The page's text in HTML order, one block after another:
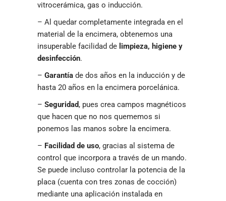
vitrocerámica, gas o inducción.
– Al quedar completamente integrada en el
material de la encimera, obtenemos una
insuperable facilidad de limpieza, higiene y
desinfección.
– Garantía de dos años en la inducción y de
hasta 20 años en la encimera porcelánica.
– Seguridad, pues crea campos magnéticos
que hacen que no nos quememos si
ponemos las manos sobre la encimera.
– Facilidad de uso, gracias al sistema de
control que incorpora a través de un mando.
Se puede incluso controlar la potencia de la
placa (cuenta con tres zonas de cocción)
mediante una aplicación instalada en